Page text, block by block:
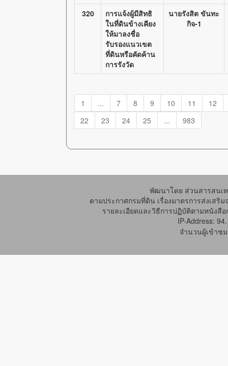
320
การแจ้งผู้มีสิทธิ
ในที่ดินข้างเคียง
ให้มาลงชื่อ
รับรองแนวเขต
ที่ดินหรือคัดค้าน
การรังวัด
นายรังสิต ขันทะ
กิจ-1
1 ... 7 8 9 10 11
12
22
23 24 25 ... 983
พัฒนาโดย ส่วนสารสนเ
ตามประกาศกรมที่ดิน เรื่องมาตรการส่งเสริ
รายละเอียดและวิธีการปฏิบัติตามหนังสื
IP-Address:
จำนวนผู้เข้าช